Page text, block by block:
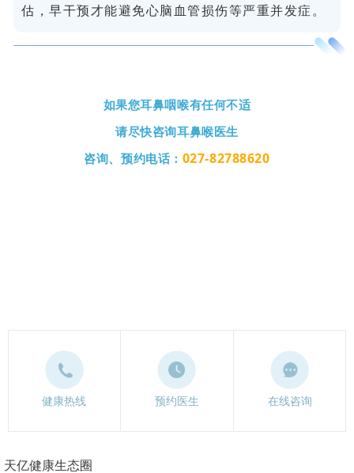
估，早干预才能避免心脑血管损伤等严重并发症。
如果您耳鼻咽喉有任何不适
请尽快咨询耳鼻喉医生
咨询、预约电话： 027-82788620
健康热线 预约医生 在线咨询
天亿健康生态圈